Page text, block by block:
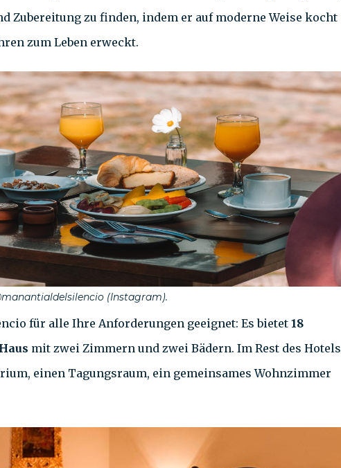
Zubereitung zu finden, indem er auf moderne Weise kocht
zum Leben erweckt.
(Instagram).
für alle Ihre Anforderungen geeignet: Es bietet 18
mit zwei Zimmern und zwei Bädern. Im Rest des Hotels
einen Tagungsraum, ein gemeinsames Wohnzimmer